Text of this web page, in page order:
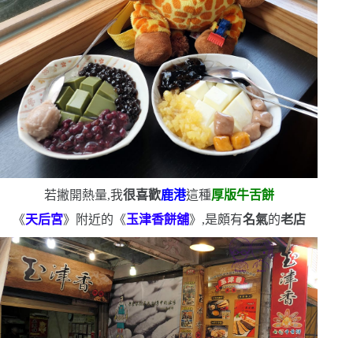
若撇開熱量,我很喜歡鹿港這種厚版牛舌餅
《天后宮》附近的《玉津香餅舖》,是頗有名氣的老店